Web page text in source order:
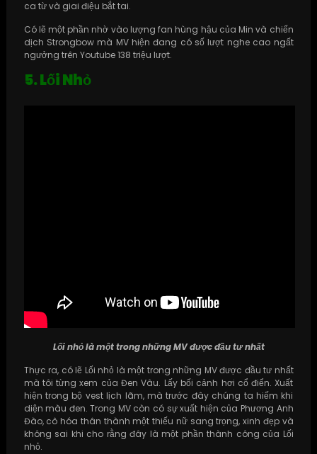
ca từ và giai điệu bắt tai.
Có lẽ một phần nhờ vào lượng fan hùng hậu của Min và chiến
dịch Strongbow mà MV hiện đang có số lượt nghe cao ngất
ngưởng trên Youtube 138 triệu lượt.
5. Lối Nhỏ
Lối nhỏ là một trong những MV được đầu tư nhất
Thực ra, có lẽ Lối nhỏ là một trong những MV được đầu tư nhất
mà tôi từng xem của Đen Vâu. Lấy bối cảnh hơi cổ điển. Xuất
hiện trong bộ vest lịch lãm, mà trước đây chúng ta hiếm khi
diện màu đen. Trong MV còn có sự xuất hiện của Phương Anh
Đào, cô hóa thân thành một thiếu nữ sang trọng, xinh đẹp và
không sai khi cho rằng đây là một phần thành công của Lối
nhỏ.